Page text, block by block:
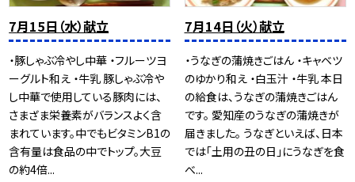
7月15日（水）献立
・豚しゃぶ冷やし中華 ・フルーツヨ
ーグルト和え ・牛乳 豚しゃぶ冷や
し中華で使用している豚肉には、
さまざま栄養素がバランスよく含
まれています。中でもビタミンB1の
含有量は食品の中でトップ。大豆
の約4倍...
7月14日（火）献立
・うなぎの蒲焼きごはん ・キャベツ
のゆかり和え ・白玉汁 ・牛乳 本日
の給食は、うなぎの蒲焼きごはん
です。 愛知産のうなぎの蒲焼きが
届きました。 うなぎといえば、日本
では「土用の丑の日」にうなぎを食
べ...